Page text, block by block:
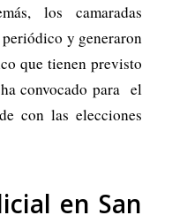
los camaradas
y generaron
que tienen previsto
convocado para el
con las elecciones
en San